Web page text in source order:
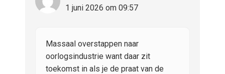
1 juni 2026 om 09:57
Massaal overstappen naar
oorlogsindustrie want daar zit
toekomst in als je de praat van de